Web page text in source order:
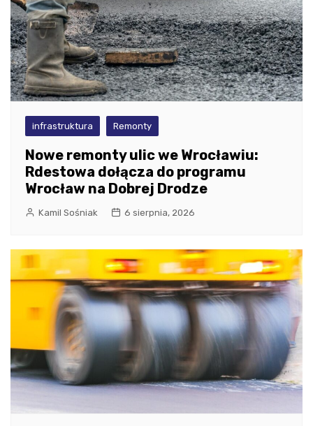
infrastruktura Remonty
Nowe remonty ulic we Wrocławiu:
Rdestowa dołącza do programu
Wrocław na Dobrej Drodze
Kamil Sośniak 6 sierpnia, 2026